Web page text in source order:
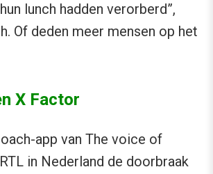
lunch hadden verorberd”,
Of deden meer mensen op het
X Factor
app van The voice of
in Nederland de doorbraak